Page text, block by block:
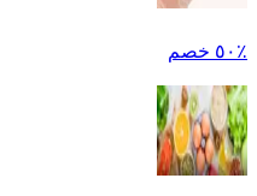
٪٥٠ خصم